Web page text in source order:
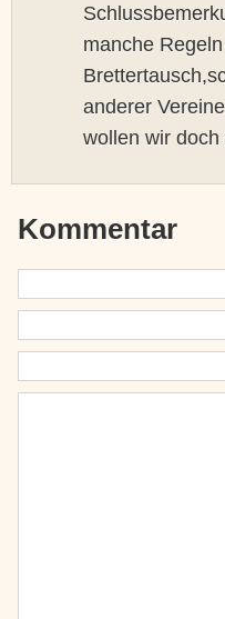
manche
anderer
wollen wir doch
Kommentar